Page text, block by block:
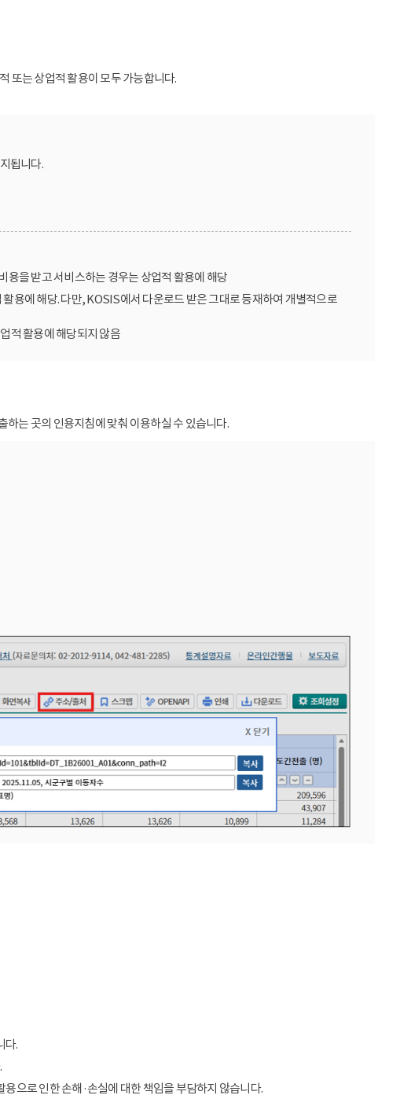
또는 상업적 활용이 모두 가능합니다.
됩니다.
용을 받고 서비스하는 경우는 상업적 활용에 해당
용에 해당. 다만, KOSIS에서 다운로드 받은 그대로 등재하여 개별적으로
적 활용에 해당되지 않음
는 곳의 인용지침에 맞춰 이용하실 수 있습니다.
다.
으로 인한 손해·손실에 대한 책임을 부담하지 않습니다.